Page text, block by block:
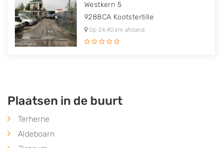
Westkern 5
9288CA Kootstertille
Op 24,40 km afstand
Plaatsen in de buurt
Terherne
Aldeboarn